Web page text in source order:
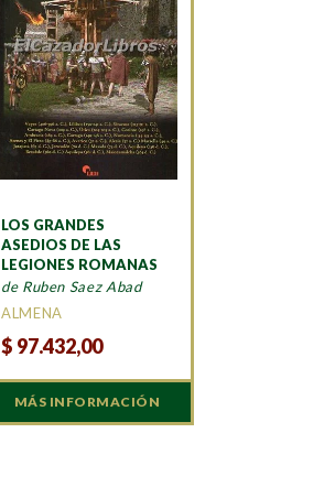
LOS GRANDES
ASEDIOS DE LAS
LEGIONES ROMANAS
de Ruben Saez Abad
ALMENA
$ 97.432,00
MÁS INFORMACIÓN